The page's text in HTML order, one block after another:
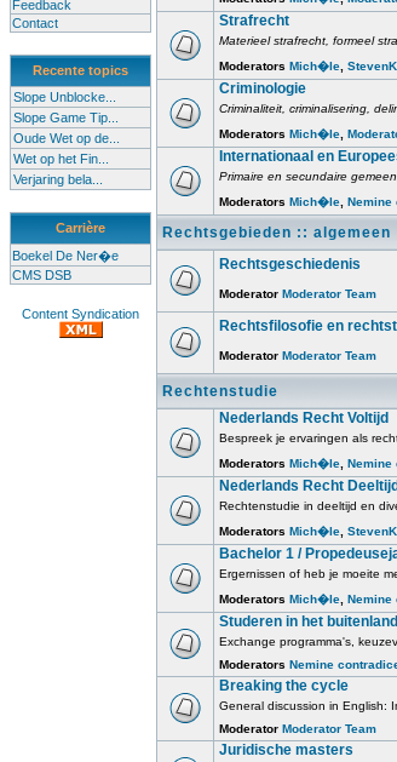
Feedback
Contact
Recente topics
Slope Unblocke...
Slope Game Tip...
Oude Wet op de...
Wet op het Fin...
Verjaring bela...
Carrière
Boekel De Ner�e
CMS DSB
Content Syndication
Strafrecht
Materieel strafrecht, formeel
Moderators Mich�le StevenK
Criminologie
Criminaliteit, criminalisering,
Moderators Mich�le
Internationaal en
Primaire en secundaire
Moderators Mich�le Nemine
Rechtsgebieden :: algemeen
Rechtsgeschiedenis
Moderator Moderator Team
Rechtsfilosofie en
Moderator Moderator Team
Rechtenstudie
Nederlands Recht Voltijd
Bespreek je ervaringen als
Moderators Mich�le Nemine
Nederlands Recht Deeltijd
Rechtenstudie in deeltijd en
Moderators Mich�le StevenK
Bachelor 1 /
Ergernissen of heb je moeite
Moderators Mich�le Nemine
Studeren in het buitenland
Exchange programma's,
Moderators Nemine
Breaking the cycle
General discussion in English:
Moderator Moderator Team
Juridische masters